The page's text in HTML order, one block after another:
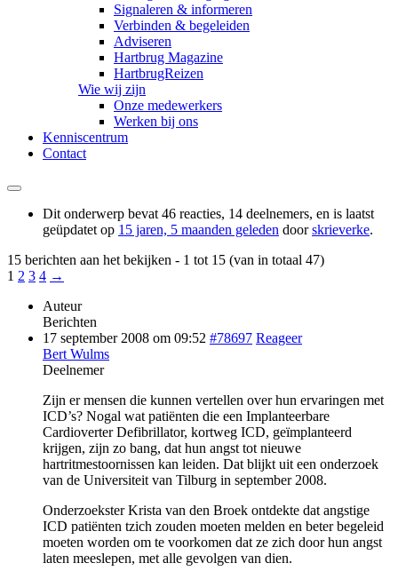
Signaleren & informeren
Verbinden & begeleiden
Adviseren
Hartbrug Magazine
HartbrugReizen
Wie wij zijn
Onze medewerkers
Werken bij ons
Kenniscentrum
Contact
Dit onderwerp bevat 46 reacties, 14 deelnemers, en is laatst
geüpdatet op 15 jaren, 5 maanden geleden doorskrieverke.
15 berichten aan het bekijken - 1 tot 15 (van in totaal 47)
1 2 3 4 →
Auteur
Berichten
17 september 2008 om 09:52 #78697 Reageer
Bert Wulms
Deelnemer
Zijn er mensen die kunnen vertellen over hun ervaringen met
ICD’s? Nogal wat patiënten die een Implanteerbare
Cardioverter Defibrillator, kortweg ICD, geïmplanteerd
krijgen, zijn zo bang, dat hun angst tot nieuwe
hartritmestoornissen kan leiden. Dat blijkt uit een onderzoek
van de Universiteit van Tilburg in september 2008.
Onderzoekster Krista van den Broek ontdekte dat angstige
ICD patiënten tzich zouden moeten melden en beter begeleid
moeten worden om te voorkomen dat ze zich door hun angst
laten meeslepen, met alle gevolgen van dien.